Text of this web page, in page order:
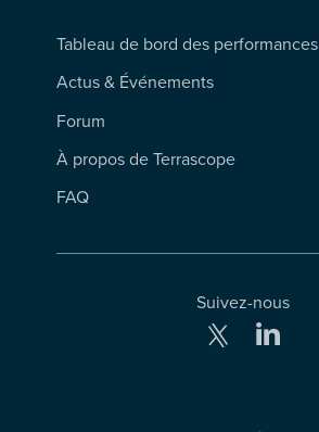
Footer
Menu
Tableau de bord des performances
Actus & Événements
Forum
À propos de Terrascope
FAQ
Suivez-nous